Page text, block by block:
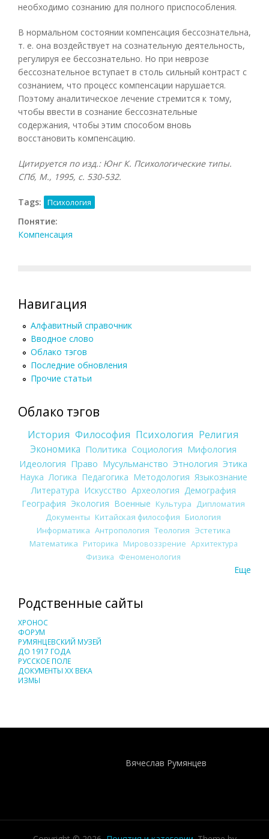
необходимо сознанию для полного приспособления.
В нормальном состоянии компенсация бессознательна,
т. е. она воздействует на сознательную деятельность,
регулируя ее бессознательно. Но при неврозе
бессознательное вступает в столь сильный контраст с
сознанием, что процесс компенсации нарушается.
Поэтому аналитическое лечение стремится к тому,
чтобы ввести в сознание бессознательные
содержания, чтобы этим способом вновь
восстановить компенсацию.
Цитируется по изд.: Юнг К. Психологические типы.
СПб, М., 1995, с. 530-532.
Tags: Психология
Понятие:
Компенсация
Навигация
Алфавитный справочник
Вводное слово
Облако тэгов
Последние обновления
Прочие статьи
Облако тэгов
История Философия Психология Религия
Экономика Политика Социология Мифология
Идеология Право Мусульманство Этнология Этика
Наука Логика Педагогика Методология Языкознание
Литература Искусство Археология Демография
География Экология Военные Культура
Дипломатия
Документы Китайская философия Биология
Информатика Антропология Теология Эстетика
Математика Риторика Мировоззрение Архитектура
Физика Феноменология
Еще
Родственные сайты
ХРОНОС
ФОРУМ
РУМЯНЦЕВСКИЙ МУЗЕЙ
ДО 1917 ГОДА
РУССКОЕ ПОЛЕ
ДОКУМЕНТЫ XX ВЕКА
ИЗМЫ
Вячеслав Румянцев